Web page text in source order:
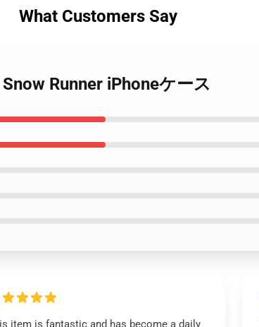
What Customers Say
Runner iPhoneケース
item is fantastic and has become a daily